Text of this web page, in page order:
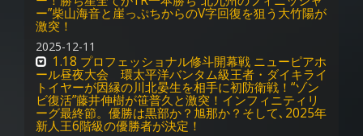
ー”柴山海音と崖っぷちからのV字回復を狙う大竹陽が
激突！
2025-12-11
1.18 プロフェッショナル修斗開幕戦 ニューピアホ
ール昼夜大会 環太平洋バンタム級王者・ダイキライ
トイヤーが因縁の川北晏生を相手に初防衛戦！“ゾン
ビ復活”藤井伸樹が笹普久と激突！インフィニティリ
ーグ最終節。優勝は黒部か？旭那か？そして､2025年
新人王6階級の優勝者が決定！